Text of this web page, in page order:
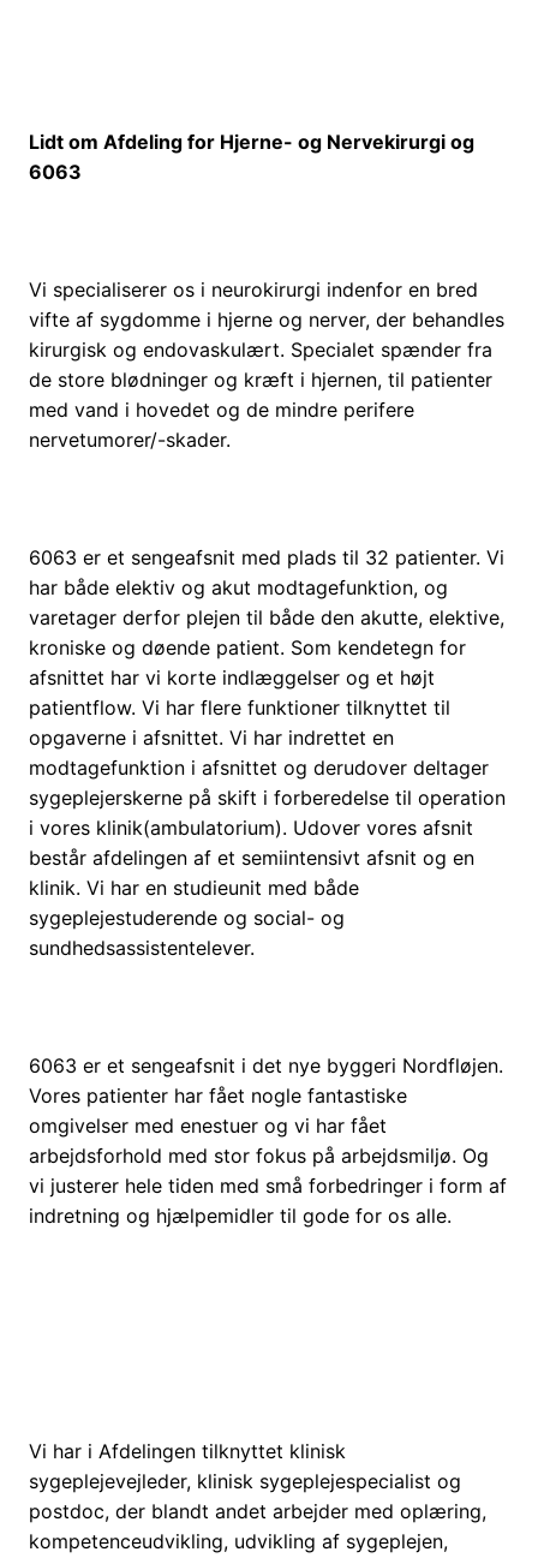
Lidt om Afdeling for Hjerne- og Nervekirurgi og
6063
Vi specialiserer os i neurokirurgi indenfor en bred
vifte af sygdomme i hjerne og nerver, der behandles
kirurgisk og endovaskulært. Specialet spænder fra
de store blødninger og kræft i hjernen, til patienter
med vand i hovedet og de mindre perifere
nervetumorer/-skader.
6063 er et sengeafsnit med plads til 32 patienter. Vi
har både elektiv og akut modtagefunktion, og
varetager derfor plejen til både den akutte, elektive,
kroniske og døende patient. Som kendetegn for
afsnittet har vi korte indlæggelser og et højt
patientflow. Vi har flere funktioner tilknyttet til
opgaverne i afsnittet. Vi har indrettet en
modtagefunktion i afsnittet og derudover deltager
sygeplejerskerne på skift i forberedelse til operation
i vores klinik(ambulatorium). Udover vores afsnit
består afdelingen af et semiintensivt afsnit og en
klinik. Vi har en studieunit med både
sygeplejestuderende og social- og
sundhedsassistentelever.
6063 er et sengeafsnit i det nye byggeri Nordfløjen.
Vores patienter har fået nogle fantastiske
omgivelser med enestuer og vi har fået
arbejdsforhold med stor fokus på arbejdsmiljø. Og
vi justerer hele tiden med små forbedringer i form af
indretning og hjælpemidler til gode for os alle.
Vi har i Afdelingen tilknyttet klinisk
sygeplejevejleder, klinisk sygeplejespecialist og
postdoc, der blandt andet arbejder med oplæring,
kompetenceudvikling, udvikling af sygeplejen,